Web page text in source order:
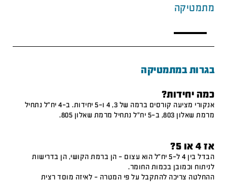
מתמטיקה
בגרות במתמטיקה
כמה יחידות?
אנקורי מציעה קורסים ברמה של 3, 4 ו-5 יחידות. ב-4 יח"ל נתחיל
מרמת שאלון 803, ב-5 יח"ל נתחיל מרמת שאלון 805.
אז 4 או 5?
הבדל בין 4 ל-5 יח"ל הוא עצום – הן ברמת הקושי, הן בדרישות
לניתוח וכמובן בכמות החומר.
ההחלטה צריכה להתקבל על פי המטרה – לאיזה מוסד רצית